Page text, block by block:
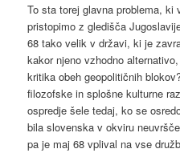
To sta torej glavna problema,
pristopimo z gledišča
68 tako velik v državi, ki je
kakor njeno vzhodno
kritika obeh geopolitičnih
filozofske in splošne kulturne
ospredje šele tedaj, ko se
bila slovenska v okviru
pa je maj 68 vplival na vse